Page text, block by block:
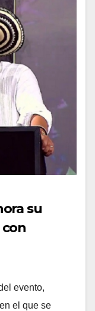
su
evento,
el que se